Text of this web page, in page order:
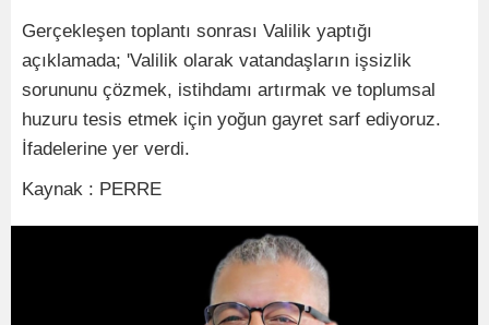
Gerçekleşen toplantı sonrası Valilik yaptığı
açıklamada; 'Valilik olarak vatandaşların işsizlik
sorununu çözmek, istihdamı artırmak ve toplumsal
huzuru tesis etmek için yoğun gayret sarf ediyoruz.
İfadelerine yer verdi.
Kaynak : PERRE